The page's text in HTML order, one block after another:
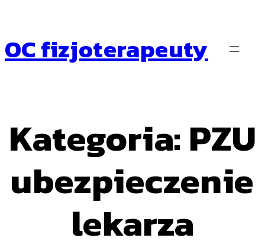
OC fizjoterapeuty
Kategoria: PZU
ubezpieczenie
lekarza